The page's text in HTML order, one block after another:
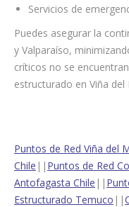
Servicios de
Puedes asegurar la
y Valparaíso,
críticos no se
estructurado en Viña del
Puntos de Red Viña del
Chile || Puntos de Red
Antofagasta Chile ||
Estructurado Temuco ||